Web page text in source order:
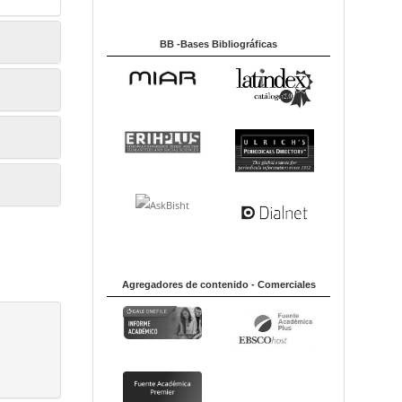
BB -Bases Bibliográficas
Agregadores de contenido - Comerciales